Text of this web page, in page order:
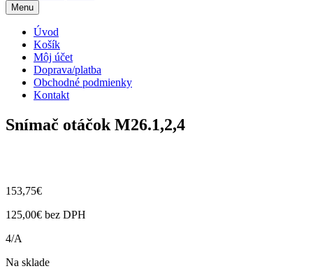
Menu
Úvod
Košík
Môj účet
Doprava/platba
Obchodné podmienky
Kontakt
Snímač otáčok M26.1,2,4
153,75€
125,00€ bez DPH
4/A
Na sklade